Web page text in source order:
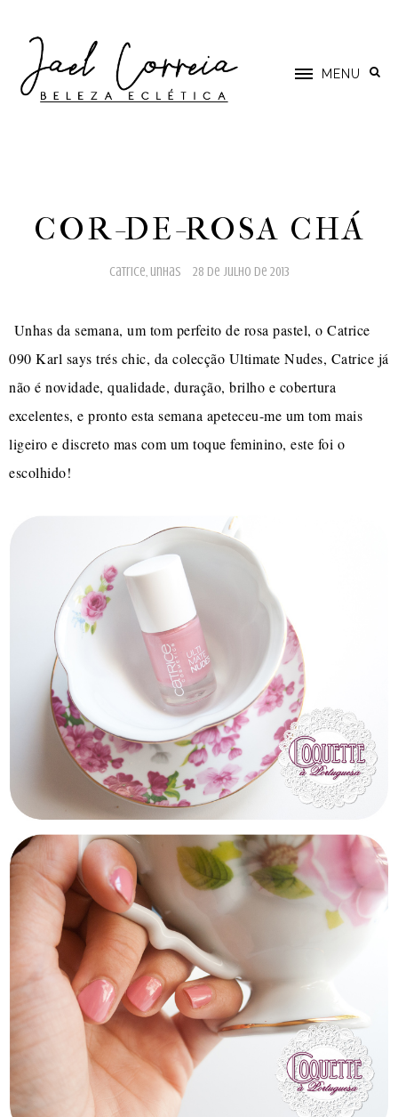
MENU
COR-DE-ROSA CHÁ
catrice, unhas 28 de julho de 2013
Unhas da semana, um tom perfeito de rosa pastel, o Catrice
090 Karl says trés chic, da colecção Ultimate Nudes, Catrice já
não é novidade, qualidade, duração, brilho e cobertura
excelentes, e pronto esta semana apeteceu-me um tom mais
ligeiro e discreto mas com um toque feminino, este foi o
escolhido!